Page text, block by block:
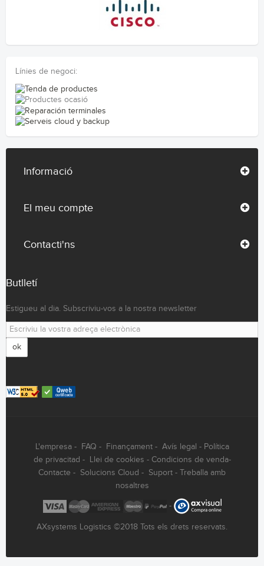
Línies de negoci:
Informació
El meu compte
Contacti'ns
Butlletí
Estigueu al dia. Subscriviu-vos a la nostra newsletter
ok
L'empresa- FAQ - Finançament- Avís legal - Política
de privacitad - Llei de cookies - Condicions de venda-
Contacte - Solucions Cloud - Suport - Treballa amb
nosaltres
-
AXsystems Logistics ©2018 Tots els drets reservats.